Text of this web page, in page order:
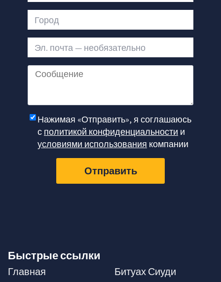
Город
Эл. почта — необязательно
Сообщение
Нажимая «Отправить», я соглашаюсь
с политикой конфиденциальности и
условиями использования компании
Отправить
Быстрые ссылки
Главная
Битуах Сиуди